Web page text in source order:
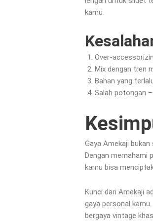
kamu.
Over-
Mix dengan tren
Bahan yang
Salah potongan
Gaya Amekaji
Dengan memahami
kamu bisa
Kunci dari Amekaji
gaya personal
bergaya vintage